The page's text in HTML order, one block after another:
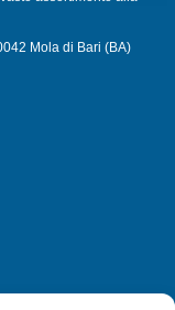
Mola di Bari (BA)